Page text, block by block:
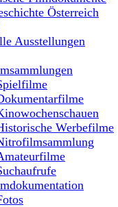
Österreich
Ausstellungen
Werbefilme